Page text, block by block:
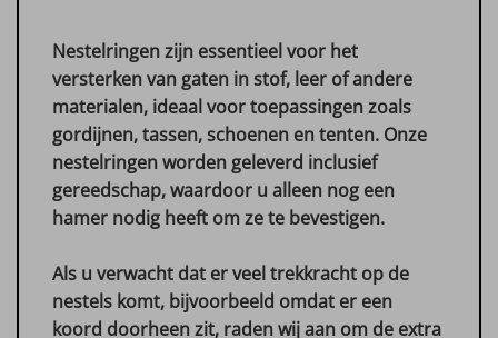
Nestelringen zijn essentieel voor het
versterken van gaten in stof, leer of andere
materialen, ideaal voor toepassingen zoals
gordijnen, tassen, schoenen en tenten. Onze
nestelringen worden geleverd inclusief
gereedschap, waardoor u alleen nog een
hamer nodig heeft om ze te bevestigen.
Als u verwacht dat er veel trekkracht op de
nestels komt, bijvoorbeeld omdat er een
koord doorheen zit, raden wij aan om de extra